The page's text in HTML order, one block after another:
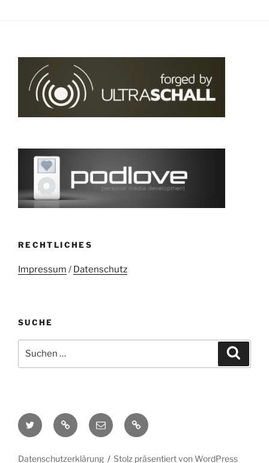
RECHTLICHES
Impressum / Datenschutz
SUCHE
nach:
Twitter Mastodon
E-
Mail
Kontakt
Datenschutzerklärung Stolz präsentiert von WordPress